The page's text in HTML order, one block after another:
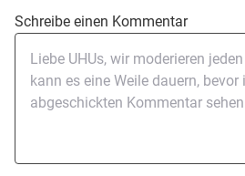
Schreibe einen Kommentar